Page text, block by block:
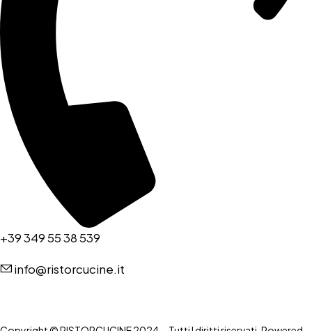
+39 349 55 38 539
info@ristorcucine.it
Copyright © RISTORCUCINE 2024 – Tutti I diritti riservati. Powered